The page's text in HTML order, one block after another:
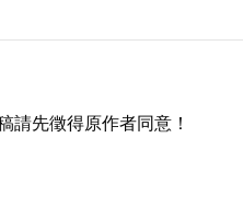
請先徵得原作者同意！